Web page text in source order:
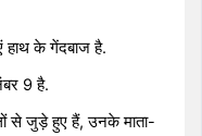
हाथ के गेंदबाज है.
9 है.
से जुड़े हुए हैं, उनके माता-